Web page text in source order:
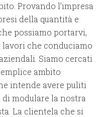
Provando l’impresa
della quantità e
possiamo portarvi,
che conduciamo
Siamo cercati
ambito
intende avere puliti
modulare la nostra
La clientela che si